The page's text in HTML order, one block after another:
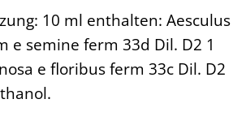
10 ml enthalten: Aesculus
e semine ferm 33d Dil. D2 1
e floribus ferm 33c Dil. D2